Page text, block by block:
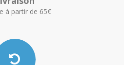
à partir de 65€